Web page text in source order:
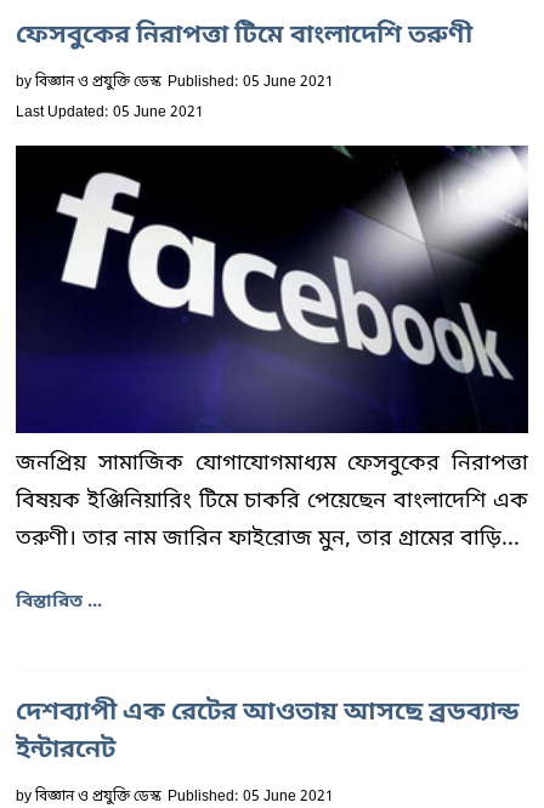
ফেসবুকের নিরাপত্তা টিমে বাংলাদেশি তরুণী
byবিজ্ঞান ও প্রযুক্তি ডেস্ক Published: 05 June 2021
Last Updated: 05 June 2021
জনপ্রিয় সামাজিক যোগাযোগমাধ্যম ফেসবুকের নিরাপত্তা
বিষয়ক ইঞ্জিনিয়ারিং টিমে চাকরি পেয়েছেন বাংলাদেশি এক
তরুণী। তার নাম জারিন ফাইরোজ মুন, তার গ্রামের বাড়ি...
বিস্তারিত ...
দেশব্যাপী এক রেটের আওতায় আসছে ব্রডব্যান্ড
ইন্টারনেট
byবিজ্ঞান ও প্রযুক্তি ডেস্ক Published: 05 June 2021